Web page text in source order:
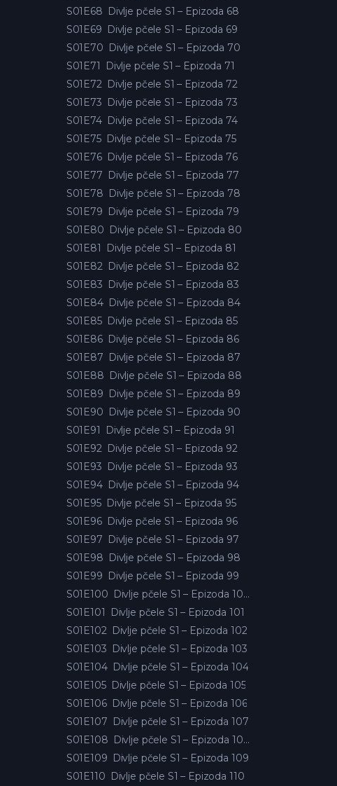
S01E68 Divlje pčele S1 – Epizoda 68
S01E69 Divlje pčele S1 – Epizoda 69
S01E70 Divlje pčele S1 – Epizoda 70
S01E71
Divlje pčele S1 – Epizoda 71
S01E72 Divlje pčele S1 – Epizoda 72
S01E73 Divlje pčele S1 – Epizoda 73
S01E74 Divlje pčele S1 – Epizoda 74
S01E75 Divlje pčele S1 – Epizoda 75
S01E76 Divlje pčele S1 – Epizoda 76
S01E77 Divlje pčele S1 – Epizoda 77
S01E78 Divlje pčele S1 – Epizoda 78
S01E79 Divlje pčele S1 – Epizoda 79
S01E80 Divlje pčele S1 – Epizoda 80
S01E81
Divlje pčele S1 – Epizoda 81
S01E82 Divlje pčele S1 – Epizoda 82
S01E83 Divlje pčele S1 – Epizoda 83
S01E84 Divlje pčele S1 – Epizoda 84
S01E85 Divlje pčele S1 – Epizoda 85
S01E86 Divlje pčele S1 – Epizoda 86
S01E87 Divlje pčele S1 – Epizoda 87
S01E88 Divlje pčele S1 – Epizoda 88
S01E89 Divlje pčele S1 – Epizoda 89
S01E90 Divlje pčele S1 – Epizoda 90
S01E91
Divlje pčele S1 – Epizoda 91
S01E92 Divlje pčele S1 – Epizoda 92
S01E93 Divlje pčele S1 – Epizoda 93
S01E94 Divlje pčele S1 – Epizoda 94
S01E95 Divlje pčele S1 – Epizoda 95
S01E96 Divlje pčele S1 – Epizoda 96
S01E97 Divlje pčele S1 – Epizoda 97
S01E98 Divlje pčele S1 – Epizoda 98
S01E99 Divlje pčele S1 – Epizoda 99
S01E100
Divlje pčele S1 – Epizoda 100
S01E101
Divlje pčele S1 – Epizoda 101
S01E102 Divlje pčele S1 – Epizoda 102
S01E103 Divlje pčele S1 – Epizoda 103
S01E104 Divlje pčele S1 – Epizoda 104
S01E105 Divlje pčele S1 – Epizoda 105
S01E106 Divlje pčele S1 – Epizoda 106
S01E107 Divlje pčele S1 – Epizoda 107
S01E108
Divlje pčele S1 – Epizoda 108
S01E109 Divlje pčele S1 – Epizoda 109
S01E110 Divlje pčele S1 – Epizoda 110